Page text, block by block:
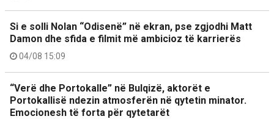
Si e solli Nolan “Odisenë” në ekran, pse zgjodhi Matt
Damon dhe sfida e filmit më ambicioz të karrierës
04/08 15:09
“Verë dhe Portokalle” në Bulqizë, aktorët e
Portokallisë ndezin atmosferën në qytetin minator.
Emocionesh të forta për qytetarët